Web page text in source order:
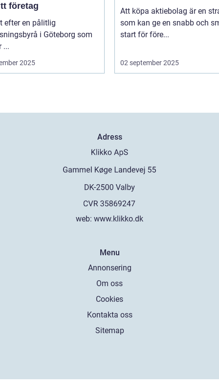
företag
efter en pålitlig
i Göteborg som
...
2025
Att köpa aktiebolag är en
som kan ge en snabb och
start för före...
02 september 2025
Adress
web: www.klikko.dk
Menu
Annonsering
Om oss
Cookies
Kontakta oss
Sitemap